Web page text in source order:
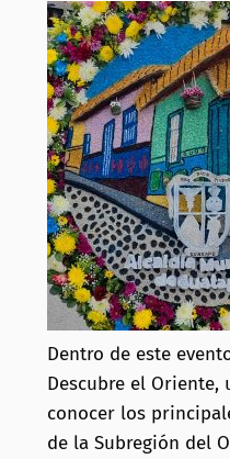
Dentro de este
Descubre el
conocer los
de la Subregión del